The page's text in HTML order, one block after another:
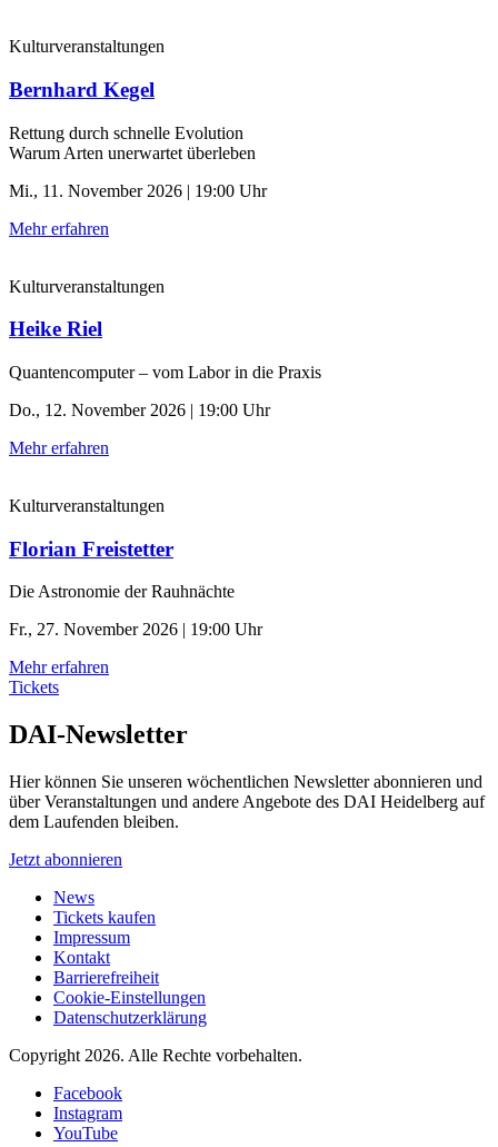
Kulturveranstaltungen
Bernhard Kegel
Rettung durch schnelle ­Evolution
Warum Arten unerwartet überleben
Mi., 11. November 2026 | 19:00 Uhr
Mehr erfahren
Kulturveranstaltungen
Heike Riel
Quantencomputer – vom Labor in die Praxis
Do., 12. November 2026 | 19:00 Uhr
Mehr erfahren
Kulturveranstaltungen
Florian Freistetter
Die Astronomie der ­Rauhnächte
Fr., 27. November 2026 | 19:00 Uhr
Mehr erfahren
Tickets
DAI-Newsletter
Hier können Sie unseren wöchentlichen Newsletter abonnieren und
über Veranstaltungen und andere Angebote des DAI Heidelberg auf
dem Laufenden bleiben.
Jetzt abonnieren
News
Tickets kaufen
Impressum
Kontakt
Barrierefreiheit
Cookie-Einstellungen
Datenschutzerklärung
Copyright 2026. Alle Rechte vorbehalten.
Facebook
Instagram
YouTube